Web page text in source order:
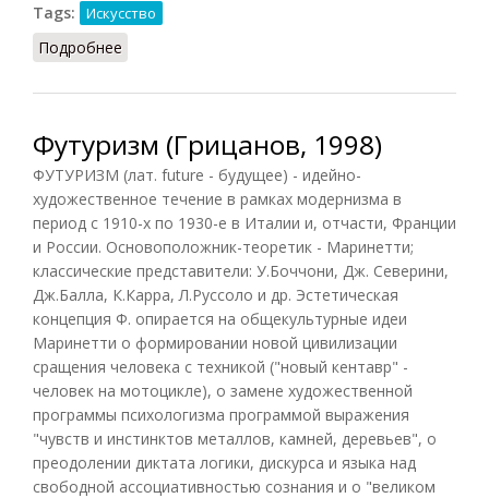
Tags:
Искусство
Подробнее
Футуризм (Грицанов, 1998)
ФУТУРИЗМ (лат. future - будущее) - идейно-
художественное течение в рамках модернизма в
период с 1910-х по 1930-е в Италии и, отчасти, Франции
и России. Основоположник-теоретик - Маринетти;
классические представители: У.Боччони, Дж. Северини,
Дж.Балла, К.Карра, Л.Руссоло и др. Эстетическая
концепция Ф. опирается на общекультурные идеи
Маринетти о формировании новой цивилизации
сращения человека с техникой ("новый кентавр" -
человек на мотоцикле), о замене художественной
программы психологизма программой выражения
"чувств и инстинктов металлов, камней, деревьев", о
преодолении диктата логики, дискурса и языка над
свободной ассоциативностью сознания и о "великом